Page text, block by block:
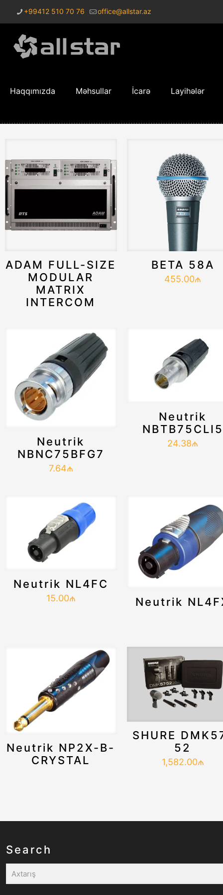
+99412 510 70 76 office@allstar.az
Haqqımızda Məhsullar İcarə Layihələr
ADAM FULL-SIZE
MODULAR
MATRIX
INTERCOM
BETA 58A
455.00₼
Neutrik
NBNC75BFG7
7.64₼
Neutrik
NBTB75CLI5
24.38₼
Neutrik NL4FC
15.00₼ Neutrik
Neutrik NP2X-B-
CRYSTAL
SHURE
52
1,582.00₼
Search